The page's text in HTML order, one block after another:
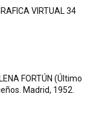
VIRTUAL 34
FORTÚN (Último
Madrid, 1952.